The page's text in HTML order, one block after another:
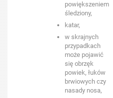
powiększeniem
śledziony,
katar,
w skrajnych
przypadkach
może pojawić
się obrzęk
powiek, łuków
brwiowych czy
nasady nosa,